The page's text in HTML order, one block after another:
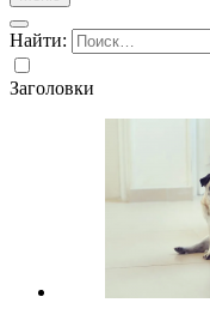
Найти:
Заголовки